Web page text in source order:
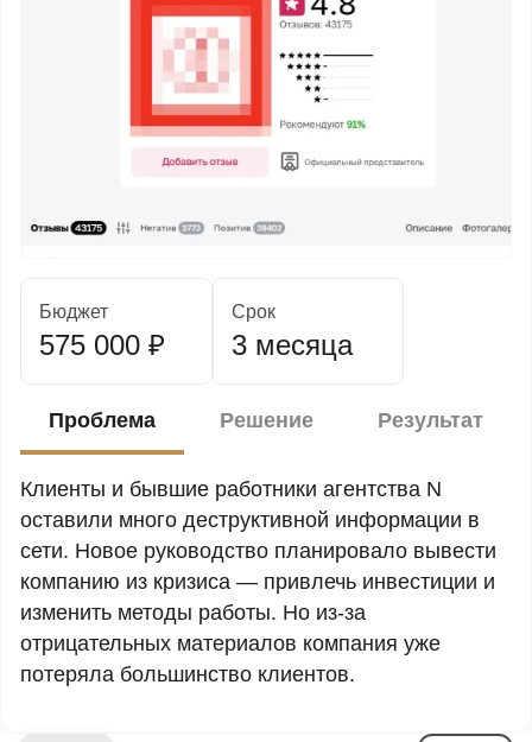
Бюджет
575 000 ₽
Срок
3 месяца
Проблема Решение Результат
Клиенты и бывшие работники агентства N
оставили много деструктивной информации в
сети. Новое руководство планировало вывести
компанию из кризиса — привлечь инвестиции и
изменить методы работы. Но из-за
отрицательных материалов компания уже
потеряла большинство клиентов.